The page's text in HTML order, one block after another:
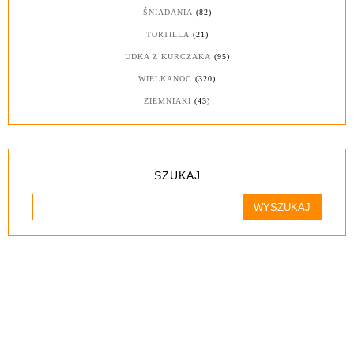
ŚNIADANIA (82)
TORTILLA (21)
UDKA Z KURCZAKA (95)
WIELKANOC (320)
ZIEMNIAKI (43)
SZUKAJ